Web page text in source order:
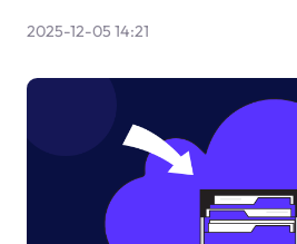
2025-12-05 14:21